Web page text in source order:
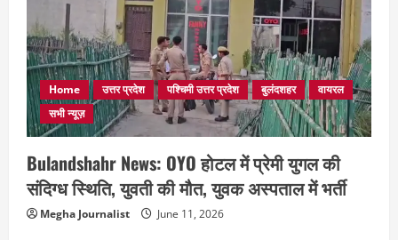
Home उत्तर प्रदेश पश्चिमी उत्तर प्रदेश बुलंदशहर
वायरल
सभी न्यूज़
Bulandshahr News: OYO होटल में प्रेमी युगल की
संदिग्ध स्थिति, युवती की मौत, युवक अस्पताल में भर्ती
Megha Journalist June 11, 2026